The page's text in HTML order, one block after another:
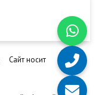
Сайт носит